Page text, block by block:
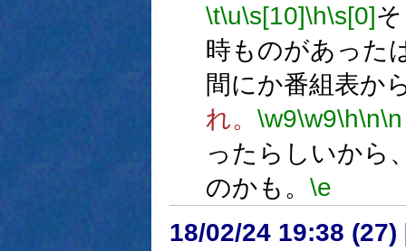
\t\u\s[10]\h\s[0]
時ものがあった
間にか番組表か
れ。 \w9\w9\h\n\n
ったらしいから
のかも。 \e
18/02/24 19:38 (27)